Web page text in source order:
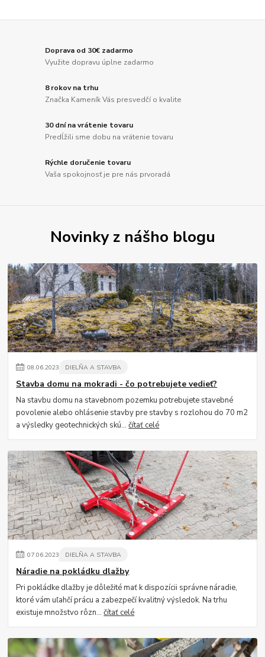
Doprava od 30€ zadarmo
Využite dopravu úplne zadarmo
8 rokov na trhu
Značka Kameník Vás presvedčí o kvalite
30 dní na vrátenie tovaru
Predĺžili sme dobu na vrátenie tovaru
Rýchle doručenie tovaru
Vaša spokojnosť je pre nás prvoradá
Novinky z nášho blogu
08.06.2023 DIELŇA A STAVBA
Stavba domu na mokradi - čo potrebujete vedieť?
Na stavbu domu na stavebnom pozemku potrebujete stavebné
povolenie alebo ohlásenie stavby pre stavby s rozlohou do 70 m2
a výsledky geotechnických skú...čítať celé
07.06.2023 DIELŇA A STAVBA
Náradie na pokládku dlažby
Pri pokládke dlažby je dôležité mať k dispozícii správne náradie,
ktoré vám uľahčí prácu a zabezpečí kvalitný výsledok. Na trhu
existuje množstvo rôzn...čítať celé